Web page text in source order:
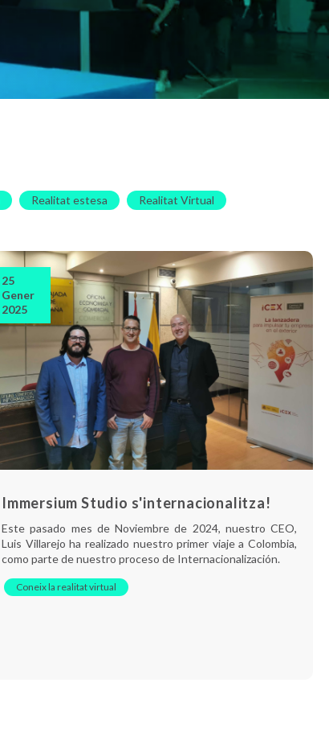
Realitat estesa Realitat Virtual
25
Gener
2025
Immersium Studio s'internacionalitza!
Este pasado mes de Noviembre de 2024, nuestro CEO,
Luis Villarejo ha realizado nuestro primer viaje a Colombia,
como parte de nuestro proceso de Internacionalización.
Coneix la realitat virtual